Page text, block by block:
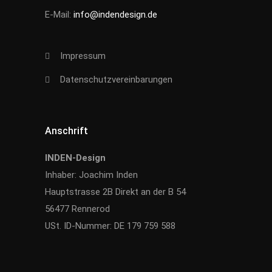
E-Mail: info@indendesign.de
Impressum
Datenschutzvereinbarungen
Anschrift
INDEN-Design
Inhaber: Joachim Inden
Hauptstrasse 2B Direkt an der B 54
56477 Rennerod
USt. ID-Nummer: DE 179 759 588